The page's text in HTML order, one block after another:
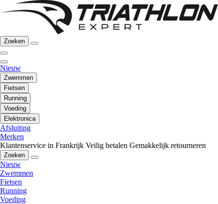
Zoeken
Nieuw
Zwemmen
Fietsen
Running
Voeding
Elektronica
Afsluiting
Merken
Klantenservice in Frankrijk Veilig betalen Gemakkelijk retourneren
Zoeken
Nieuw
Zwemmen
Fietsen
Running
Voeding